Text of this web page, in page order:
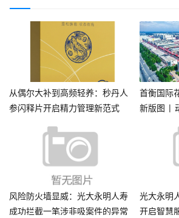
从偶尔大补到高频轻养：秒丹人
参闪释片开启精力管理新范式
首衡国际
新版图 |
风险防火墙显威：光大永明人寿
成功拦截一笔涉非吸案件的异常
光大永明
开启智慧